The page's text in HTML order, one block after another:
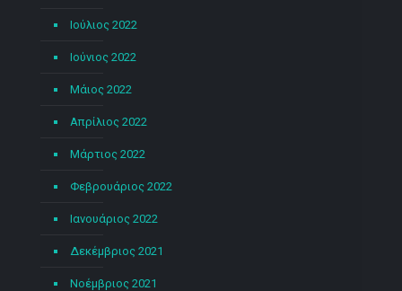
Ιούλιος 2022
Ιούνιος 2022
Μάιος 2022
Απρίλιος 2022
Μάρτιος 2022
Φεβρουάριος 2022
Ιανουάριος 2022
Δεκέμβριος 2021
Νοέμβριος 2021